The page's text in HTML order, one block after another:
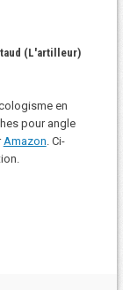
(L'artilleur)
en
pour angle
Amazon . Ci-